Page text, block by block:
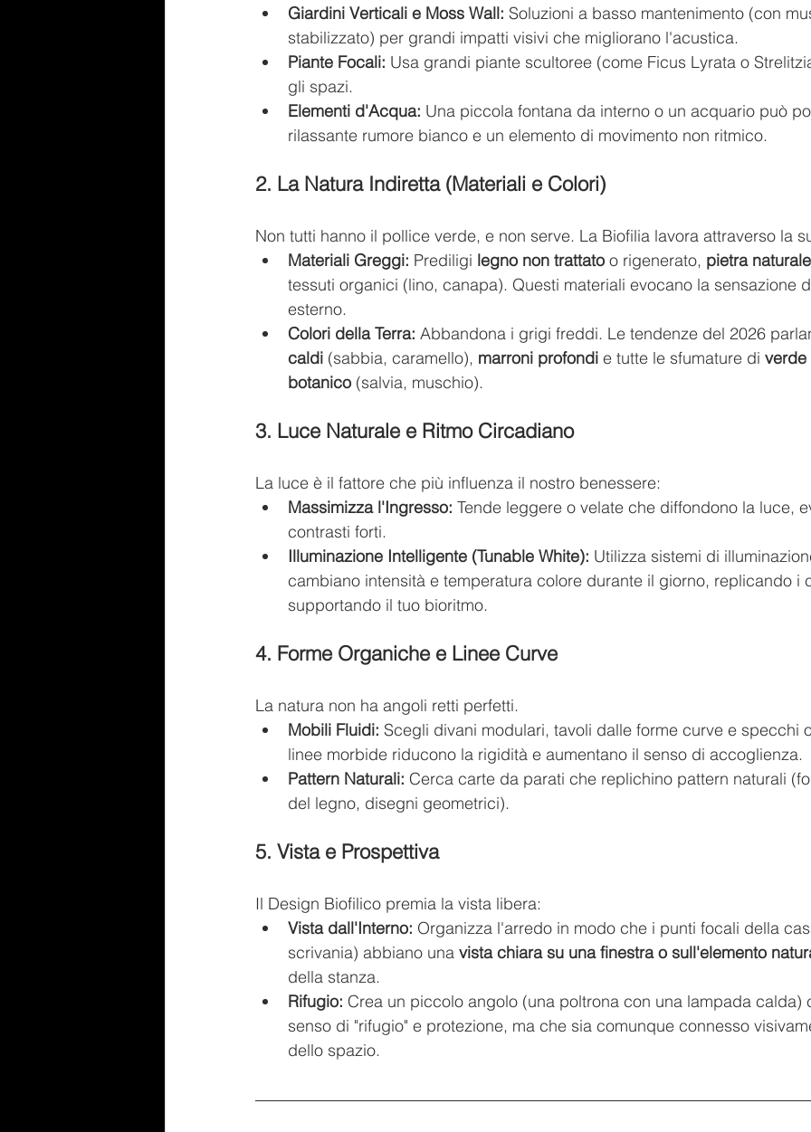
Giardini Verticali e Moss Wall: Soluzioni a basso mantenimento (con
stabilizzato) per grandi impatti visivi che migliorano l'acustica.
Piante Focali: Usa grandi piante scultoree (come Ficus Lyrata o
gli spazi.
Elementi d'Acqua: Una piccola fontana da interno o un acquario può
rilassante rumore bianco e un elemento di movimento non ritmico.
2. La Natura Indiretta (Materiali e Colori)
Non tutti hanno il pollice verde, e non serve. La Biofilia lavora attraverso la
Materiali Greggi: Prediligi legno non trattato o rigenerato, pietra naturale
tessuti organici (lino, canapa). Questi materiali evocano la sensazione
esterno.
Colori della Terra: Abbandona i grigi freddi. Le tendenze del 2026
caldi (sabbia, caramello), marroni profondi e tutte le sfumature di verde
botanico (salvia, muschio).
3. Luce Naturale e Ritmo Circadiano
La luce è il fattore che più influenza il nostro benessere:
Massimizza l'Ingresso: Tende leggere o velate che diffondono la luce,
contrasti forti.
Illuminazione Intelligente (Tunable White): Utilizza sistemi di
cambiano intensità e temperatura colore durante il giorno, replicando i
supportando il tuo bioritmo.
4. Forme Organiche e Linee Curve
La natura non ha angoli retti perfetti.
Mobili Fluidi: Scegli divani modulari, tavoli dalle forme curve e specchi
linee morbide riducono la rigidità e aumentano il senso di accoglienza.
Pattern Naturali: Cerca carte da parati che replichino pattern naturali
del legno, disegni geometrici).
5. Vista e Prospettiva
Il Design Biofilico premia la vista libera:
Vista dall'Interno: Organizza l'arredo in modo che i punti focali della
scrivania) abbiano una vista chiara su una finestra o sull'elemento
della stanza.
Rifugio: Crea un piccolo angolo (una poltrona con una lampada calda)
senso di "rifugio" e protezione, ma che sia comunque connesso
dello spazio.